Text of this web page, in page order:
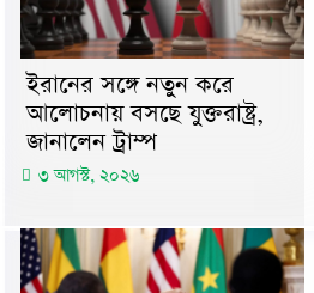
ইরানের সঙ্গে নতুন করে
আলোচনায় বসছে যুক্তরাষ্ট্র,
জানালেন ট্রাম্প
৩ আগস্ট, ২০২৬